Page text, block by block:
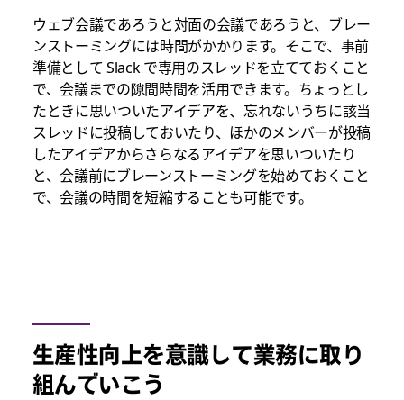
ウェブ会議であろうと対面の会議であろうと、ブレー
ンストーミングには時間がかかります。そこで、事前
準備として Slack で専用のスレッドを立てておくこと
で、会議までの隙間時間を活用できます。ちょっとし
たときに思いついたアイデアを、忘れないうちに該当
スレッドに投稿しておいたり、ほかのメンバーが投稿
したアイデアからさらなるアイデアを思いついたり
と、会議前にブレーンストーミングを始めておくこと
で、会議の時間を短縮することも可能です。
生産性向上を意識して業務に取り
組んでいこう